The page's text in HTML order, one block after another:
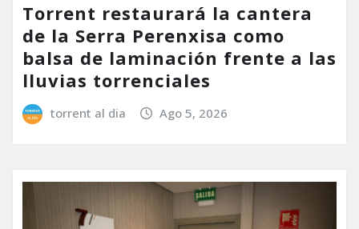
Torrent restaurará la cantera
de la Serra Perenxisa como
balsa de laminación frente a las
lluvias torrenciales
torrent al dia Ago 5, 2026